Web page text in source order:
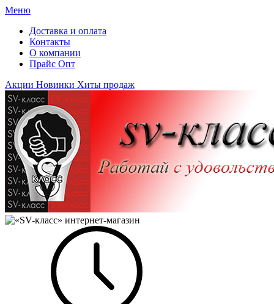
Меню
Доставка и оплата
Контакты
О компании
Прайс Опт
Акции Новинки Хиты продаж